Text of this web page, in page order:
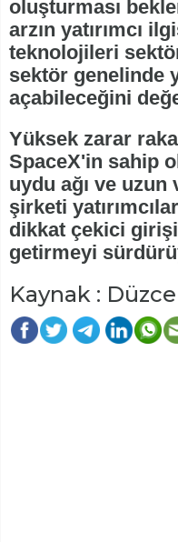
oluşturması
arzın yatırımcı
teknolojileri
sektör genelinde
açabileceğini
Yüksek zarar
SpaceX'in sahip
uydu ağı ve
şirketi
dikkat çekici
getirmeyi
Kaynak :